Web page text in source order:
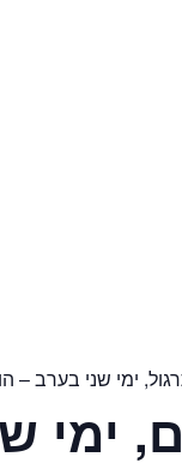
ימי שני בערב –
ימי